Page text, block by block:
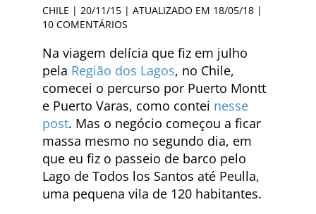
CHILE | 20/11/15 | ATUALIZADO EM 18/05/18 |
10 COMENTÁRIOS
Na viagem delícia que fiz em julho
pela Região dos Lagos, no Chile,
comecei o percurso por Puerto Montt
e Puerto Varas, como contei nesse
post. Mas o negócio começou a ficar
massa mesmo no segundo dia, em
que eu fiz o passeio de barco pelo
Lago de Todos los Santos até Peulla,
uma pequena vila de 120 habitantes.